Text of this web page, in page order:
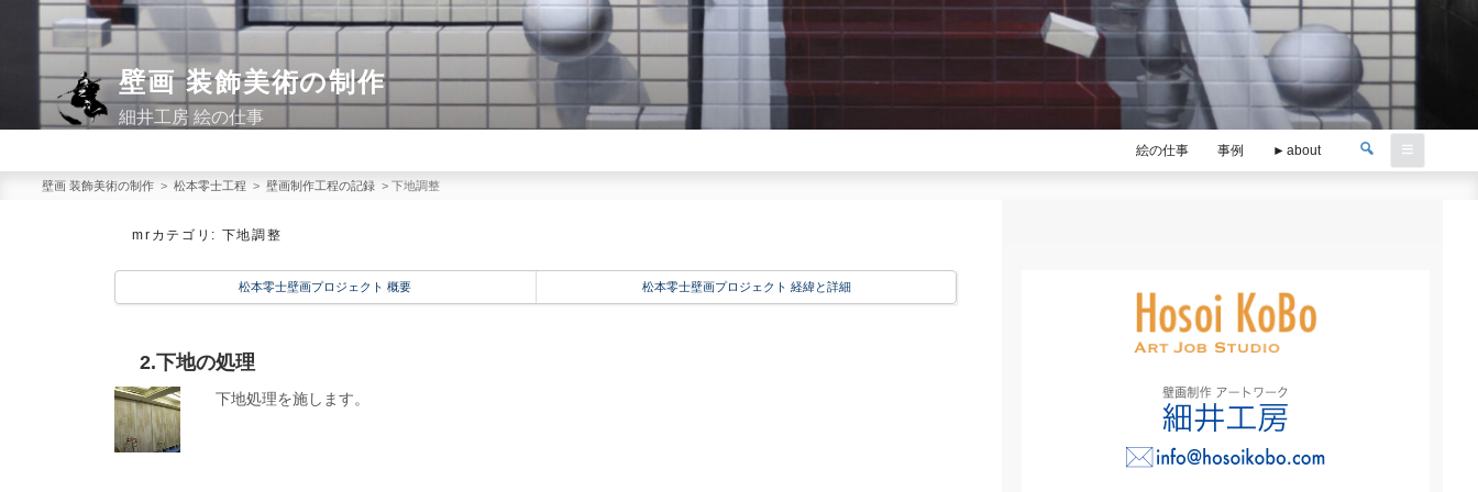
ツ
壁画 装飾美術の制作
細井工房 絵の仕事
絵の仕事 事例 about
索:
検
壁画 装飾美術の制作 > 松本零士工程 > 壁画制作工程の記録 > 下地調整
mrカテゴリ: 下地調整
松本零士壁画プロジェクト 概要 松本零士壁画プロジェクト 経緯と詳細
2.下地の処理
下地処理を施します。